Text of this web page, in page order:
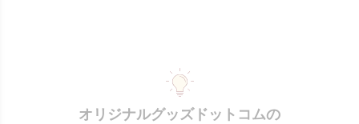
オリジナルグッズドットコムの